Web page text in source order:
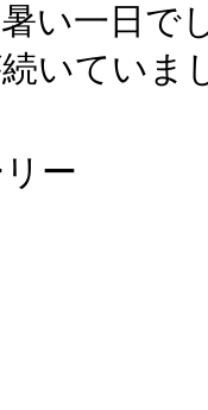
い一日で
いていま
ー